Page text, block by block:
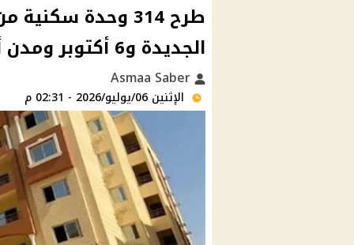
طرح 314 وحدة
الجديدة و6 أكتوبر ومدن أخرى
الإثنين 06/يوليو/2026 - 02:31 م